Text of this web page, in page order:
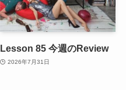
Lesson 85 今週のReview
2026年7月31日